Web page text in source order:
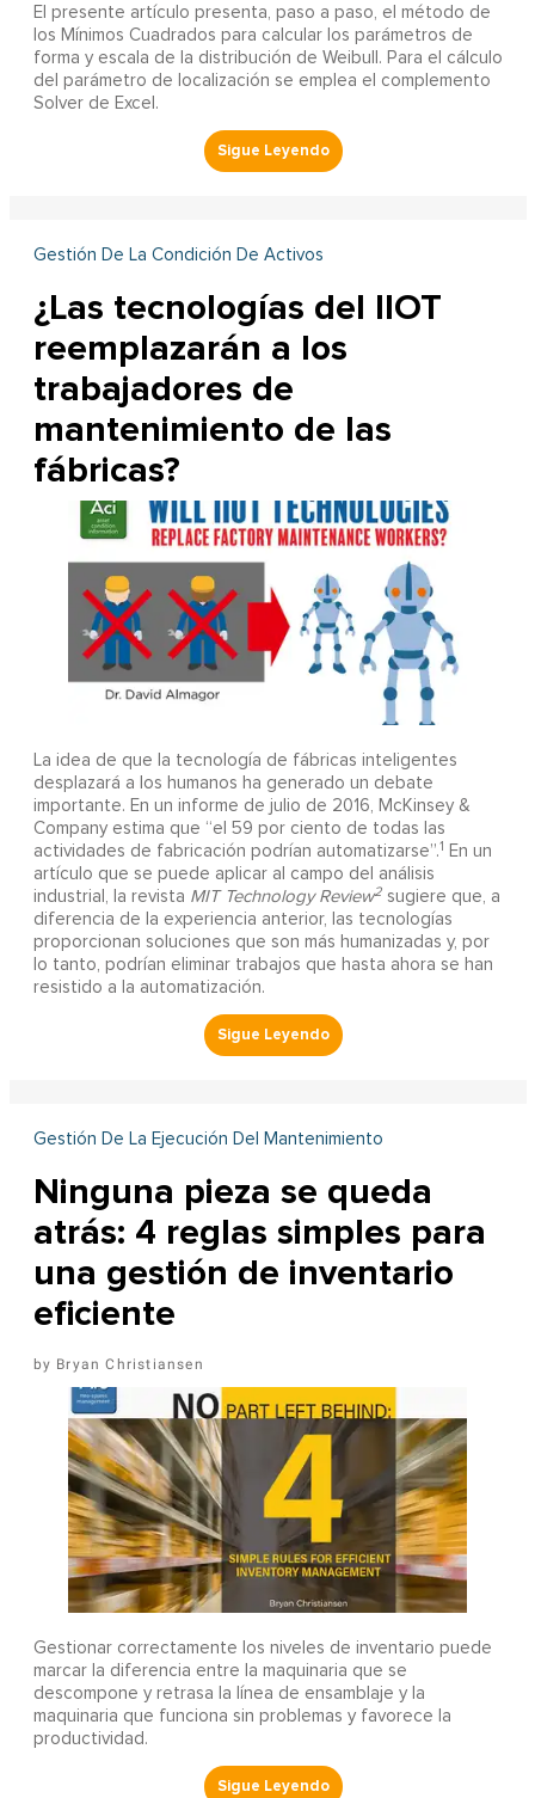
El presente artículo presenta, paso a paso, el método de
los Mínimos Cuadrados para calcular los parámetros de
forma y escala de la distribución de Weibull. Para el cálculo
del parámetro de localización se emplea el complemento
Solver de Excel.
Gestión De La Condición De Activos
¿Las tecnologías del IIOT
reemplazarán a los
trabajadores de
mantenimiento de las
fábricas?
La idea de que la tecnología de fábricas inteligentes
desplazará a los humanos ha generado un debate
importante. En un informe de julio de 2016, McKinsey &
Company estima que “el 59 por ciento de todas las
actividades de fabricación podrían automatizarse”.1
En un
artículo que se puede aplicar al campo del análisis
industrial, la revista MIT Technology Review2sugiere que, a
diferencia de la experiencia anterior, las tecnologías
proporcionan soluciones que son más humanizadas y, por
lo tanto, podrían eliminar trabajos que hasta ahora se han
resistido a la automatización.
Gestión De La Ejecución Del Mantenimiento
Ninguna pieza se queda
atrás: 4 reglas simples para
una gestión de inventario
eficiente
Bryan Christiansen
Gestionar correctamente los niveles de inventario puede
marcar la diferencia entre la maquinaria que se
descompone y retrasa la línea de ensamblaje y la
maquinaria que funciona sin problemas y favorece la
productividad.